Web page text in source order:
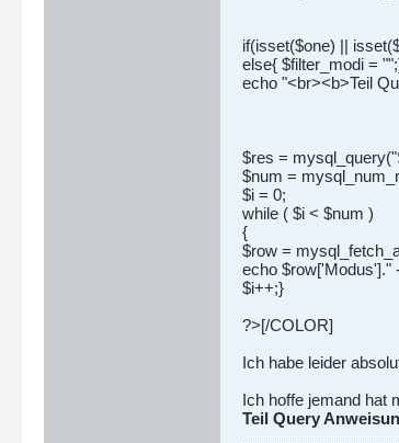
if(isset($one) ||
else{ $filter_modi =
echo "<br><b>Teil
$res =
$num =
$i = 0;
while ( $i < $num )
{
$row =
echo $row['Modus']."
$i++;}
?>[/COLOR]
Ich habe leider
Ich hoffe jemand hat
Teil Query